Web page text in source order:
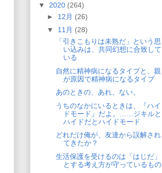
▼ 2020 (264)
► 12月 (26)
▼ 11月 (28)
「引きこもりは未熟だ」という思
い込みは、共同幻想に合致して
いる
自然に精神病になるタイプと、親
が原因で精神病になるタイプ
あのときの、あれ、ない。
うちのなかにいるときは、『ハイ
ドモード』だよ。……ジキルと
ハイドだとハイドモード
どれだけ俺が、友達から誤解され
てきたか？
生活保護を受けるのは「はじだ」
とする考え方が守っているもの